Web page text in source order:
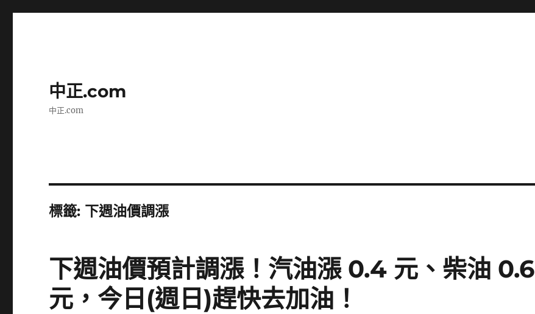
中正.com
中正.com
標籤: 下週油價調漲
下週油價預計調漲！汽油漲 0.4 元、柴油 0.6
元，今日(週日)趕快去加油！